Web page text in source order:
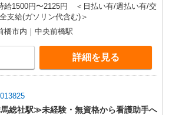
給1500円〜2125円 ＜日払い有/週払い有/交
支給(ガソリン代含む)＞
橋市内｜中央前橋駅
詳細を見る
総社駅≫未経験・無資格から看護助手へ